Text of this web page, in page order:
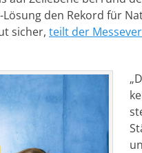
den Rekord für
sicher, teilt der